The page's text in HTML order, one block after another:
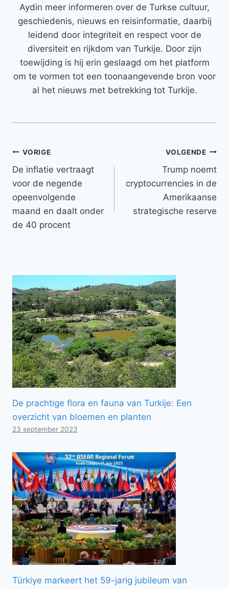
Aydin meer informeren over de Turkse cultuur,
geschiedenis, nieuws en reisinformatie, daarbij
leidend door integriteit en respect voor de
diversiteit en rijkdom van Turkije. Door zijn
toewijding is hij erin geslaagd om het platform
om te vormen tot een toonaangevende bron voor
al het nieuws met betrekking tot Turkije.
Bericht
navigatie
VORIGE
De inflatie vertraagt ​​
voor de negende
opeenvolgende
maand en daalt onder
de 40 procent
VOLGENDE
Trump noemt
cryptocurrencies in de
Amerikaanse
strategische reserve
De prachtige flora en fauna van Turkije: Een
overzicht van bloemen en planten
23 september 2023
Türkiye markeert het 59-jarig jubileum van